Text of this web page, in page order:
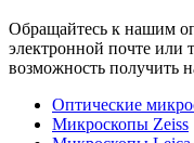
Обращайтесь к нашим
электронной почте или
возможность получить
Оптические
Микроскопы Zeiss